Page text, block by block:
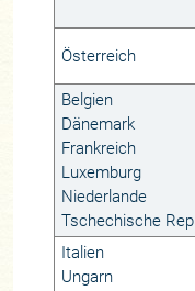
Österreich
Belgien
Dänemark
Frankreich
Luxemburg
Niederlande
Tschechische
Italien
Ungarn